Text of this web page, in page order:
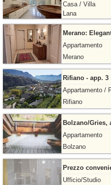
Casa / Villa
Lana
Merano:
Appartamento
Merano
Rifiano - app.
Appartamento /
Rifiano
Bolzano/Gries,
Appartamento
Bolzano
Prezzo
Ufficio/Studio